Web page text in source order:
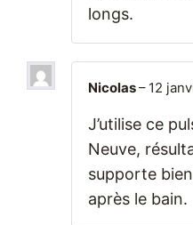
longs.
Nicolas– 12
J’utilise ce
Neuve,
supporte
après le bain.